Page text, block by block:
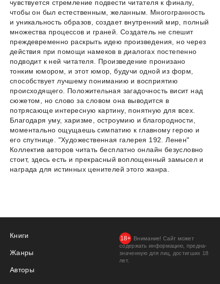
чувствуется стремление подвести читателя к финалу,
чтобы он был естественным, желанным. Многогранность
и уникальность образов, создает внутренний мир, полный
множества процессов и граней. Создатель не спешит
преждевременно раскрыть идею произведения, но через
действия при помощи намеков в диалогах постепенно
подводит к ней читателя. Произведение пронизано
тонким юмором, и этот юмор, будучи одной из форм,
способствует лучшему пониманию и восприятию
происходящего. Положительная загадочность висит над
сюжетом, но слово за словом она выводится в
потрясающе интересную картину, понятную для всех.
Благодаря уму, харизме, остроумию и благородности,
моментально ощущаешь симпатию к главному герою и
его спутнице. "Художественная галерея 192. Ленен"
Коллектив авторов читать бесплатно онлайн безусловно
стоит, здесь есть и прекрасный воплощенный замысел и
награда для истинных ценителей этого жанра.
Книги
Жанры
Авторы
Внимание! Сайт может
содержать информацию, предна­
значенную для лиц, дости­гших 18
лет.